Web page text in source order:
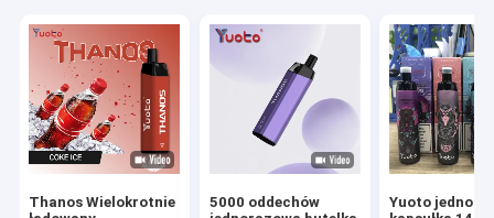
Thanos Wielokrotnie
5000 oddechów
Yuoto